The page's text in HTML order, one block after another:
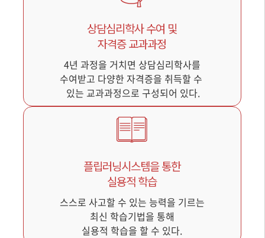
상담심리학사 수여 및
자격증 교과과정
4년 과정을 거치면 상담심리학사를
수여받고 다양한 자격증을 취득할 수
있는 교과과정으로 구성되어 있다.
플립러닝시스템을 통한
실용적 학습
스스로 사고할 수 있는 능력을 기르는
최신 학습기법을 통해
실용적 학습을 할 수 있다.